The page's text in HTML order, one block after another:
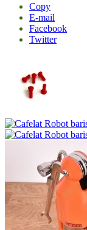
Copy
E-mail
Facebook
Twitter